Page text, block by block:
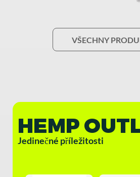
VŠECHNY
HEMP
Jedinečné příležitosti